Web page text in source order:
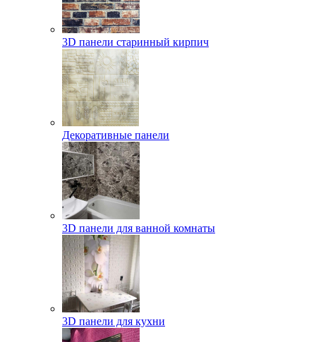
3D панели старинный кирпич
Декоративные панели
3D панели для ванной комнаты
3D панели для кухни